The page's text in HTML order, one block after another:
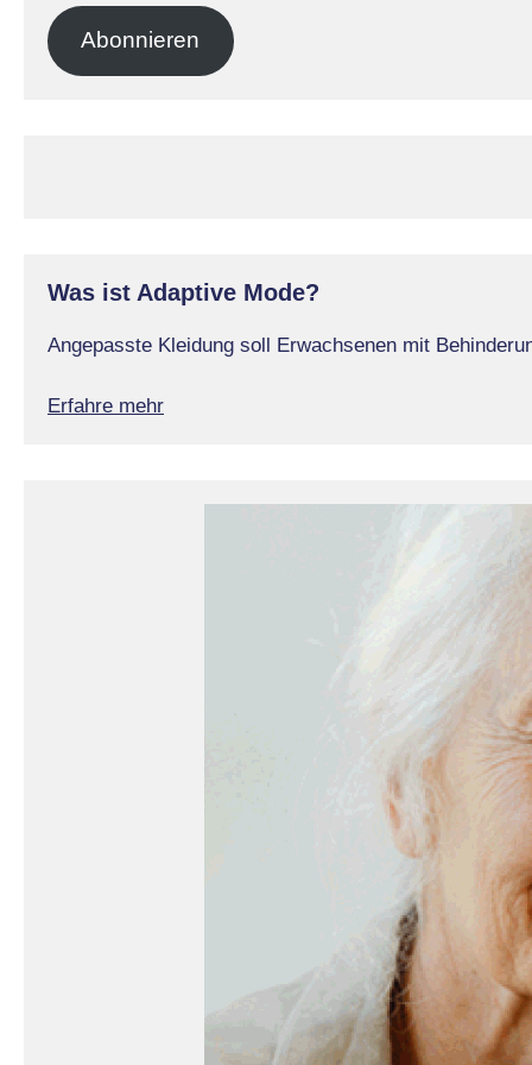
Adresse
Abonnieren
Was ist Adaptive Mode?
Angepasste Kleidung soll Erwachsenen mit
Erfahre mehr